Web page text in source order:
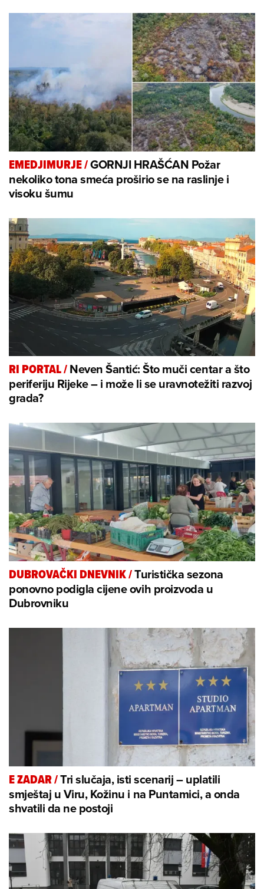
EMEDJIMURJE/GORNJI HRAŠĆAN Požar
nekoliko tona smeća proširio se na raslinje i
visoku šumu
RI PORTAL/Neven Šantić: Što muči centar a što
periferiju Rijeke – i može li se uravnotežiti razvoj
grada?
DUBROVAČKI DNEVNIK/Turistička sezona
ponovno podigla cijene ovih proizvoda u
Dubrovniku
E ZADAR/Tri slučaja, isti scenarij – uplatili
smještaj u Viru, Kožinu i na Puntamici, a onda
shvatili da ne postoji